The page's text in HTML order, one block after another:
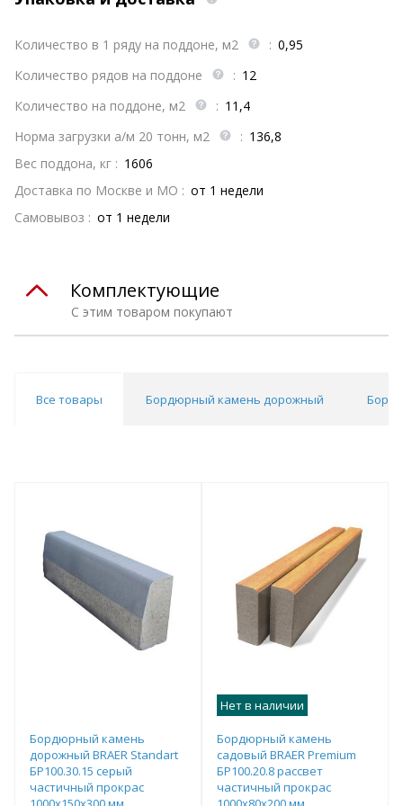
Количество в 1 ряду на поддоне, м2 : 0,95
Количество рядов на поддоне
: 12
Количество на поддоне, м2
: 11,4
Норма загрузки а/м 20 тонн, м2
: 136,8
Вес поддона, кг : 1606
Доставка по Москве и МО : от 1 недели
Самовывоз : от 1 недели
С этим товаром покупают
Комплектующие
Все товары Бордюрный камень дорожный
Бордюрный камень
дорожный BRAER Standart
БР100.30.15 серый
частичный прокрас
Нет в наличии
Бордюрный камень
садовый BRAER Premium
БР100.20.8 рассвет
частичный прокрас